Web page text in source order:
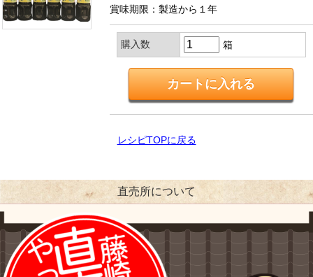
賞味期限：製造から１年
購入数 箱
レシピTOPに戻る
直売所について